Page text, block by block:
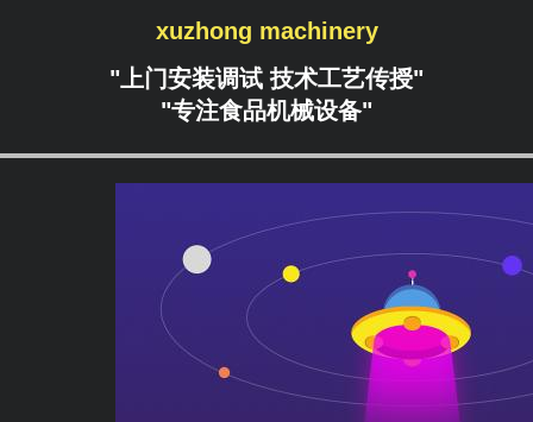
xuzhong machinery
"上门安装调试 技术工艺传授"
"专注食品机械设备"